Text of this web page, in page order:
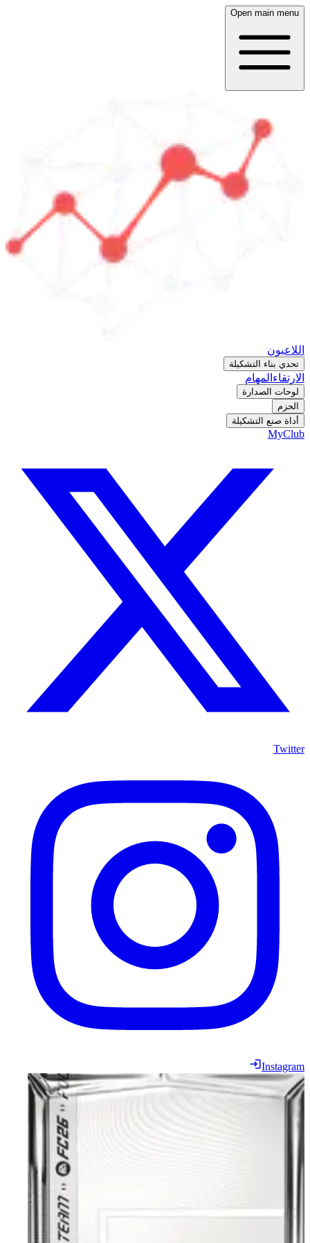
Open main menu
اللاعبون
تحدي بناء التشكيلة
الارتقاء المهام
لوحات الصدارة
الحزم
أداة صنع التشكيلة
MyClub
Twitter
Instagram